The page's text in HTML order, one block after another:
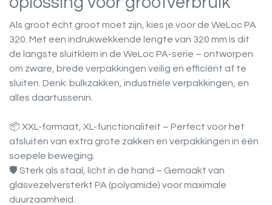
Als groot écht groot moet zijn, kies je voor de WeLoc PA
320. Met een indrukwekkende lengte van 320 mm is dit
de langste sluitklem in de WeLoc PA-serie – ontworpen
om zware, brede verpakkingen veilig en efficiënt af te
sluiten. Denk: bulkzakken, industriële verpakkingen, en
alles daartussenin.
📦 XXL-formaat, XL-functionaliteit – Perfect voor het
afsluiten van extra grote zakken en verpakkingen in één
soepele beweging.
🛡️ Sterk als staal, licht in de hand – Gemaakt van
glasvezelversterkt PA (polyamide) voor maximale
duurzaamheid.